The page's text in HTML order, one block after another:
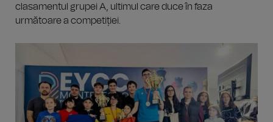
clasamentul grupei A, ultimul care duce în faza
următoare a competiției.